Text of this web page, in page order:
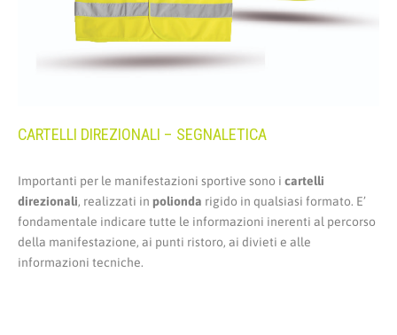
CARTELLI DIREZIONALI – SEGNALETICA
Importanti per le manifestazioni sportive sono i cartelli
direzionali, realizzati in polionda rigido in qualsiasi formato. E’
fondamentale indicare tutte le informazioni inerenti al percorso
della manifestazione, ai punti ristoro, ai divieti e alle
informazioni tecniche.